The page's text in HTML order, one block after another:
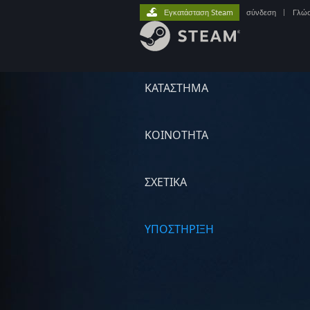
ΚΑΤΑΣΤΗΜΑ
ΚΟΙΝΟΤΗΤΑ
ΣΧΕΤΙΚΆ
ΥΠΟΣΤΗΡΙΞΗ
Εγκατάσταση Steam σύνδεση